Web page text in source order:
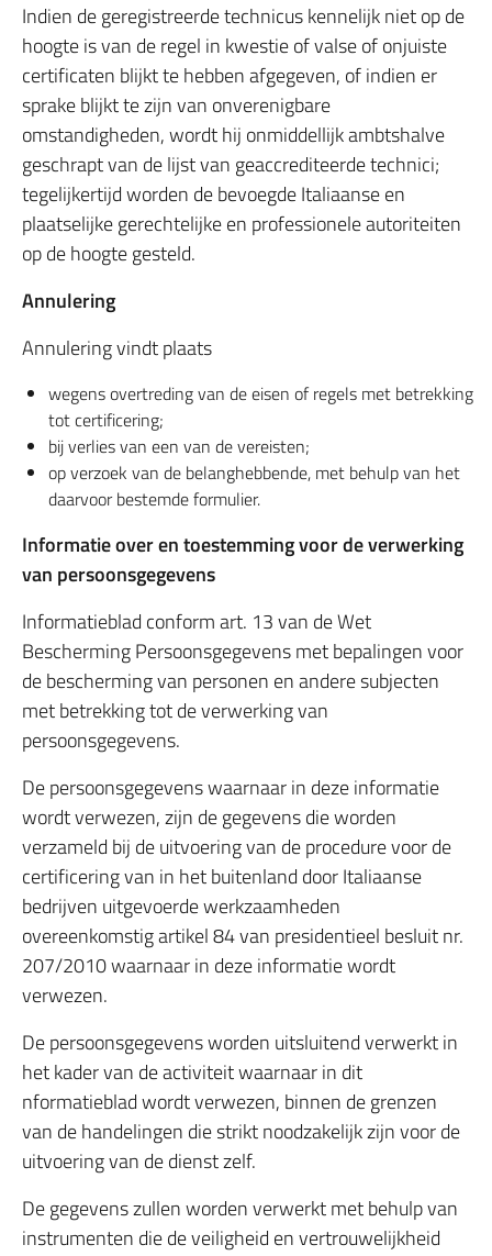
Indien de geregistreerde technicus kennelijk niet op de
hoogte is van de regel in kwestie of valse of onjuiste
certificaten blijkt te hebben afgegeven, of indien er
sprake blijkt te zijn van onverenigbare
omstandigheden, wordt hij onmiddellijk ambtshalve
geschrapt van de lijst van geaccrediteerde technici;
tegelijkertijd worden de bevoegde Italiaanse en
plaatselijke gerechtelijke en professionele autoriteiten
op de hoogte gesteld.
Annulering
Annulering vindt plaats
wegens overtreding van de eisen of regels met betrekking
tot certificering;
bij verlies van een van de vereisten;
op verzoek van de belanghebbende, met behulp van het
daarvoor bestemde formulier.
Informatie over en toestemming voor de verwerking
van persoonsgegevens
Informatieblad conform art. 13 van de Wet
Bescherming Persoonsgegevens met bepalingen voor
de bescherming van personen en andere subjecten
met betrekking tot de verwerking van
persoonsgegevens.
De persoonsgegevens waarnaar in deze informatie
wordt verwezen, zijn de gegevens die worden
verzameld bij de uitvoering van de procedure voor de
certificering van in het buitenland door Italiaanse
bedrijven uitgevoerde werkzaamheden
overeenkomstig artikel 84 van presidentieel besluit nr.
207/2010 waarnaar in deze informatie wordt
verwezen.
De persoonsgegevens worden uitsluitend verwerkt in
het kader van de activiteit waarnaar in dit
nformatieblad wordt verwezen, binnen de grenzen
van de handelingen die strikt noodzakelijk zijn voor de
uitvoering van de dienst zelf.
De gegevens zullen worden verwerkt met behulp van
instrumenten die de veiligheid en vertrouwelijkheid